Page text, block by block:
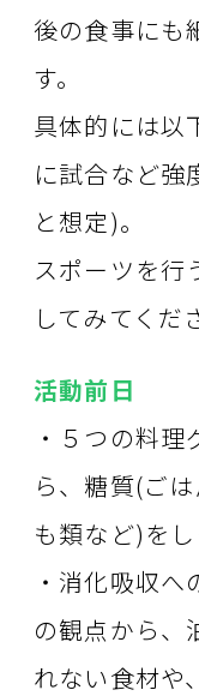
後の食事にも
す。
具体的には以
に試合など強
と想定)。
スポーツを行
してみてくだ
活動前日
・５つの料
ら、糖質(ご
も類など)を
・消化吸収
の観点から、
れない食材や